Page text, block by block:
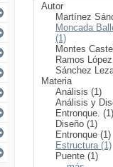
Autor
Martínez
Moncada
(1)
Montes
Ramos
Sánchez
Materia
Análisis (1)
Análisis y
Entronque. (1)
Diseño (1)
Entronque (1)
Estructura (1)
Puente (1)